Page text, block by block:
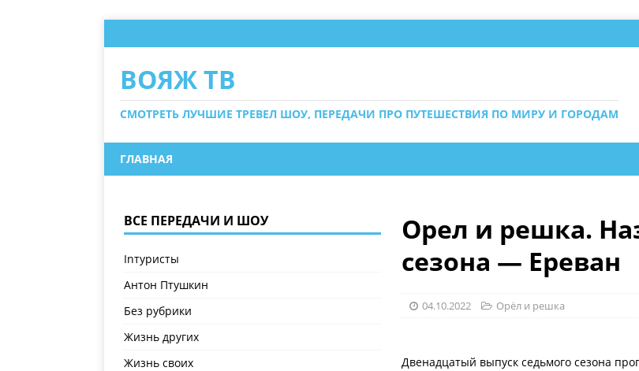
ВОЯЖ ТВ
СМОТРЕТЬ ЛУЧШИЕ ТРЕВЕЛ ШОУ, ПЕРЕДАЧИ ПРО ПУТЕШЕСТВИЯ ПО МИРУ И ГОРОДАМ
ГЛАВНАЯ
Орел и решка.
сезона — Ереван
04.10.2022 Орёл и решка
Двенадцатый выпуск седьмого сезона
ВСЕ ПЕРЕДАЧИ И ШОУ
Inтуристы
Антон Птушкин
Без рубрики
Жизнь других
Жизнь своих